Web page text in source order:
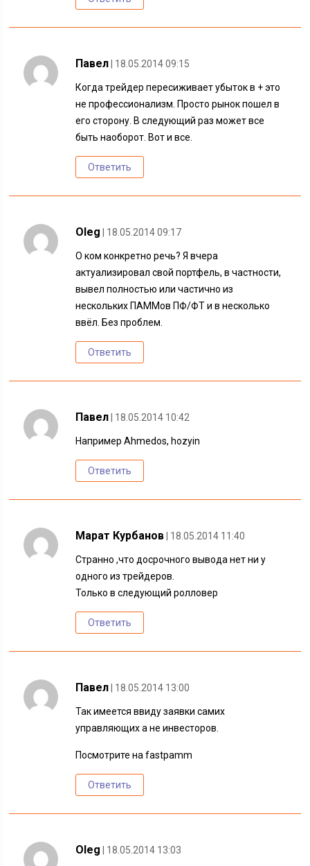
Павел | 18.05.2014 09:15
Когда трейдер пересиживает убыток в + это
не профессионализм. Просто рынок пошел в
его сторону. В следующий раз может все
быть наоборот. Вот и все.
Ответить
Oleg | 18.05.2014 09:17
О ком конкретно речь? Я вчера
актуализировал свой портфель, в частности,
вывел полностью или частично из
нескольких ПАММов ПФ/ФТ и в несколько
ввёл. Без проблем.
Ответить
Павел | 18.05.2014 10:42
Например Ahmedos, hozyin
Ответить
Марат Курбанов | 18.05.2014 11:40
Странно ,что досрочного вывода нет ни у
одного из трейдеров.
Только в следующий ролловер
Ответить
Павел | 18.05.2014 13:00
Так имеется ввиду заявки самих
управляющих а не инвесторов.
Посмотрите на fastpamm
Ответить
Oleg | 18.05.2014 13:03